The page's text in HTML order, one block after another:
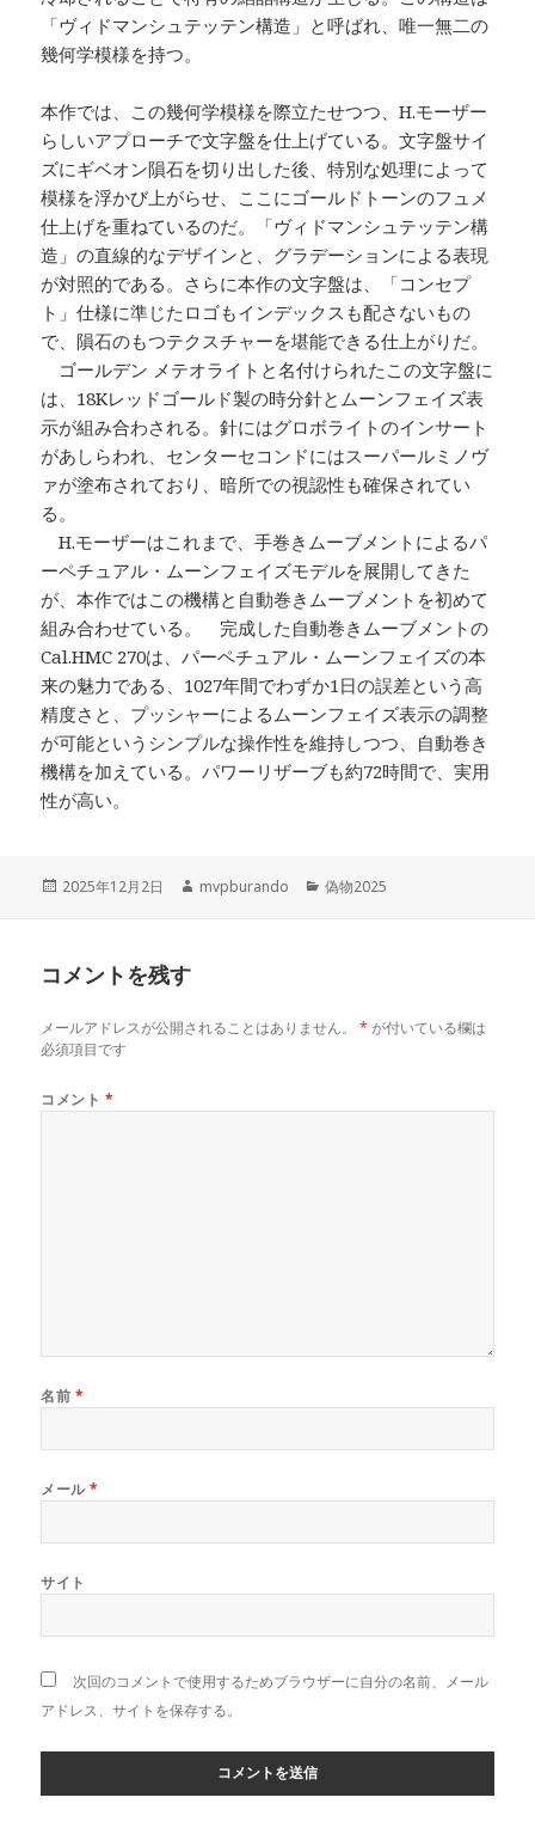
「ヴィドマンシュテッテン構造」と呼ばれ、唯一無二の
幾何学模様を持つ。
本作では、この幾何学模様を際立たせつつ、H.モーザー
らしいアプローチで文字盤を仕上げている。文字盤サイ
ズにギベオン隕石を切り出した後、特別な処理によって
模様を浮かび上がらせ、ここにゴールドトーンのフュメ
仕上げを重ねているのだ。「ヴィドマンシュテッテン構
造」の直線的なデザインと、グラデーションによる表現
が対照的である。さらに本作の文字盤は、「コンセプ
ト」仕様に準じたロゴもインデックスも配さないもの
で、隕石のもつテクスチャーを堪能できる仕上がりだ。
ゴールデン メテオライトと名付けられたこの文字盤に
は、18Kレッドゴールド製の時分針とムーンフェイズ表
示が組み合わされる。針にはグロボライトのインサート
があしらわれ、センターセコンドにはスーパールミノヴ
ァが塗布されており、暗所での視認性も確保されてい
る。
H.モーザーはこれまで、手巻きムーブメントによるパ
ーペチュアル・ムーンフェイズモデルを展開してきた
が、本作ではこの機構と自動巻きムーブメントを初めて
組み合わせている。 完成した自動巻きムーブメントの
Cal.HMC 270は、パーペチュアル・ムーンフェイズの本
来の魅力である、1027年間でわずか1日の誤差という高
精度さと、プッシャーによるムーンフェイズ表示の調整
が可能というシンプルな操作性を維持しつつ、自動巻き
機構を加えている。パワーリザーブも約72時間で、実用
性が高い。
投
2025年12月2日
作
mvpburando
カ
偽物2025
コメントを残す
メールアドレスが公開されることはありません。 * が付いている欄は
必須項目です
コメント *
名前 *
メール*
サイト
次回のコメントで使用するためブラウザーに自分の名前、メール
アドレス、サイトを保存する。